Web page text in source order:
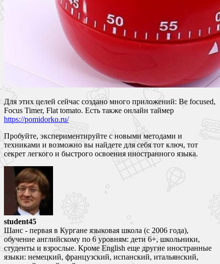
Для этих целей сейчас создано много приложений: Be focused,
Focus Timer, Flat tomato. Есть также онлайн таймер
https://pomidorko.ru/
Пробуйте, экспериментируйте с новыми методами и
техниками и возможно вы найдете для себя тот ключ, тот
секрет легкого и быстрого освоения иностранного языка.
student45
Шанс - первая в Кургане языковая школа (с 2006 года),
обучение английскому по 6 уровням: дети 6+, школьники,
студенты и взрослые. Кроме English еще другие иностранные
языки: немецкий, французский, испанский, итальянский,